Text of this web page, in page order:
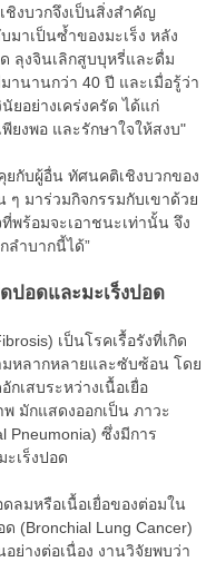
ชิงบวกจึงเป็นสิ่งสำคัญ
มาเป็นซ้ำของมะเร็ง หลัง
ลุงจินเลิกสูบบุหรี่และดื่ม
านานกว่า 40 ปี และเมื่อรู้ว่า
ยอย่างเคร่งครัด ได้แก่
ยงพอ และรักษาใจให้สงบ"
บผู้อื่น ทัศนคติเชิงบวกของ
ๆ มาร่วมกิจกรรมกับเขาด้วย
พร้อมจะเอาชนะเท่านั้น จึง
ลำบากนี้ได้”
ปอดและมะเร็งปอด
เป็นโรคเรื้อรังที่เกิด
มหลากหลายและซับซ้อน โดย
เสบระหว่างเนื้อเยื่อ
มักแสดงออกเป็น ภาวะ
Pneumonia) ซึ่งมีการ
เร็งปอด
มหรือเนื้อเยื่อของต่อมใน
(Bronchial Lung Cancer)
ย่างต่อเนื่อง งานวิจัยพบว่า